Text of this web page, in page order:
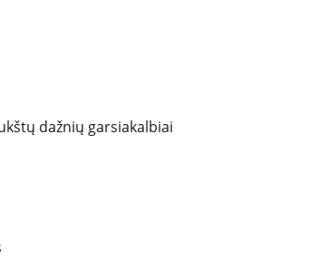
dažnių garsiakalbiai